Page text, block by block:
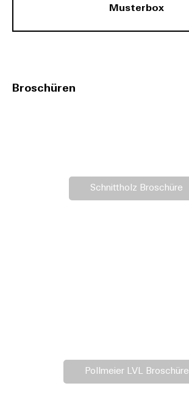
Musterbox
Broschüren
Schnittholz Broschüre
Pollmeier LVL Broschüre